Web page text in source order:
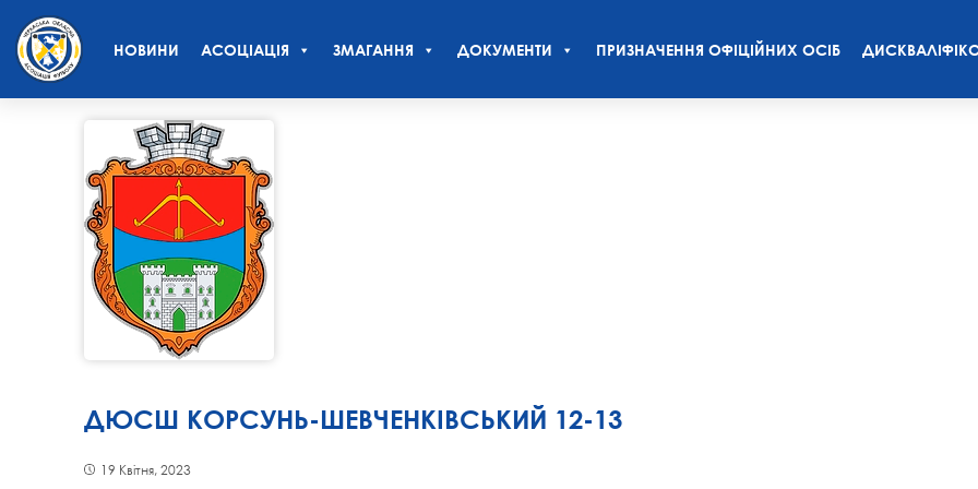
НОВИНИ АСОЦІАЦІЯ ЗМАГАННЯ ДОКУМЕНТИ ПРИЗНАЧЕННЯ ОФІЦІЙНИХ ОСІБ
ДЮСШ КОРСУНЬ-ШЕВЧЕНКІВСЬКИЙ 12-13
19 Квітня, 2023